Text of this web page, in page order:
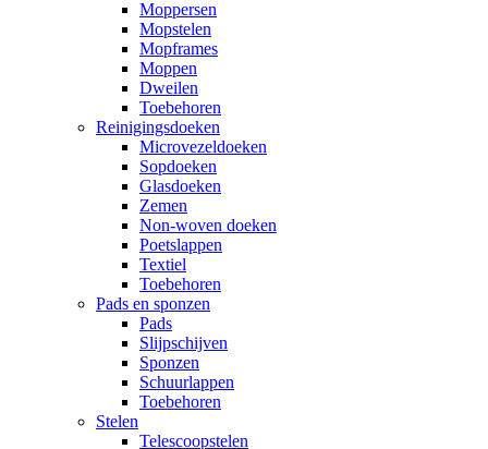
Moppersen
Mopstelen
Mopframes
Moppen
Dweilen
Toebehoren
Reinigingsdoeken
Microvezeldoeken
Sopdoeken
Glasdoeken
Zemen
Non-woven doeken
Poetslappen
Textiel
Toebehoren
Pads en sponzen
Pads
Slijpschijven
Sponzen
Schuurlappen
Toebehoren
Stelen
Telescoopstelen